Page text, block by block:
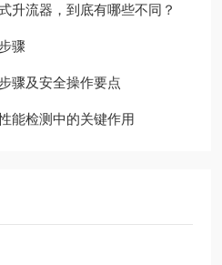
升流器，到底有哪些不同？
骤
骤及安全操作要点
能检测中的关键作用